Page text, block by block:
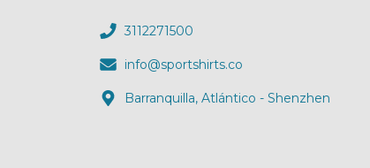
3112271500
info@sportshirts.co
Barranquilla, Atlántico - Shenzhen